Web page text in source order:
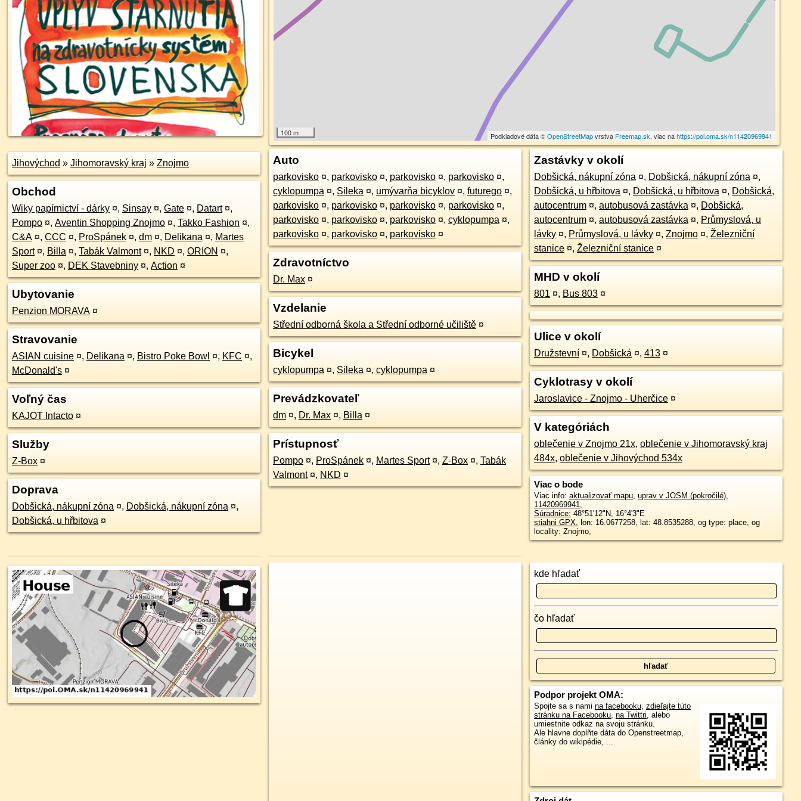
100 m Podkladové dáta ©OpenStreetMapvrstva Freemap.sk, viac nahttps://poi.oma.sk/n11420969941
Jihovýchod » Jihomoravský kraj » Znojmo
Obchod
Wiky papírnictví - dárky ¤, Sinsay ¤, Gate ¤, Datart ¤,
Pompo ¤, Aventin Shopping Znojmo ¤, Takko Fashion ¤,
C&A ¤, CCC ¤, ProSpánek ¤, dm ¤, Delikana ¤, Martes
Sport ¤, Billa ¤, Tabák Valmont ¤, NKD ¤, ORION ¤,
Super zoo ¤, DEK Stavebniny ¤, Action ¤
Ubytovanie
Penzion MORAVA ¤
Stravovanie
ASIAN cuisine ¤, Delikana ¤, Bistro Poke Bowl ¤, KFC ¤,
McDonald's ¤
Voľný čas
KAJOT Intacto ¤
Služby
Z-Box ¤
Doprava
Dobšická, nákupní zóna ¤, Dobšická, nákupní zóna ¤,
Dobšická, u hřbitova ¤
Auto
parkovisko ¤, parkovisko ¤, parkovisko ¤, parkovisko ¤,
cyklopumpa ¤, Sileka ¤, umývarňa bicyklov ¤, futurego ¤,
parkovisko ¤, parkovisko ¤, parkovisko ¤, parkovisko ¤,
parkovisko ¤, parkovisko ¤, parkovisko ¤, cyklopumpa ¤,
parkovisko ¤, parkovisko ¤, parkovisko ¤
Zdravotníctvo
Dr. Max ¤
Vzdelanie
Střední odborná škola a Střední odborné učiliště ¤
Bicykel
cyklopumpa ¤, Sileka ¤, cyklopumpa ¤
Prevádzkovateľ
dm ¤, Dr. Max ¤, Billa ¤
Prístupnosť
Pompo ¤, ProSpánek ¤, Martes Sport ¤, Z-Box ¤, Tabák
Valmont ¤, NKD ¤
Zastávky v okolí
Dobšická, nákupní zóna ¤, Dobšická, nákupní zóna ¤,
Dobšická, u hřbitova ¤, Dobšická, u hřbitova ¤, Dobšická,
autocentrum ¤, autobusová zastávka ¤, Dobšická,
autocentrum ¤, autobusová zastávka ¤, Průmyslová, u
lávky ¤, Průmyslová, u lávky ¤, Znojmo ¤, Železniční
stanice ¤, Železniční stanice ¤
MHD v okolí
801 ¤, Bus 803 ¤
Ulice v okolí
Družstevní ¤, Dobšická ¤, 413 ¤
Cyklotrasy v okolí
Jaroslavice - Znojmo - Uherčice ¤
V kategóriách
oblečenie v Znojmo 21x, oblečenie v Jihomoravský kraj
484x, oblečenie v Jihovýchod 534x
Viac o bode
Viac info: aktualizovať mapu, uprav v JOSM (pokročilé),
11420969941,
Súradnice: 48°51'12"N, 16°4'3"E
stiahni GPX, lon: 16.0677258, lat: 48.8535288, og type: place, og
locality: Znojmo,
kde hľadať
čo hľadať
Podpor projekt OMA:
Spojte sa s nami na facebooku, zdieľajte túto
stránku na Facebooku, na Twittri, alebo
umiestnite odkaz na svoju stránku.
Ale hlavne doplňte dáta do Openstreetmap,
články do wikipédie, ...